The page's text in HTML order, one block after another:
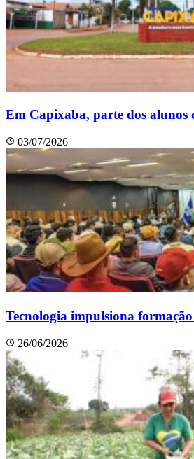
Em Capixaba, parte dos alunos
03/07/2026
Tecnologia impulsiona
26/06/2026